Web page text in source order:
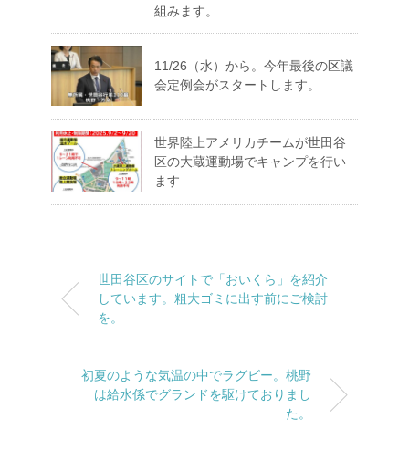
組みます。
11/26（水）から。今年最後の区議
会定例会がスタートします。
世界陸上アメリカチームが世田谷
区の大蔵運動場でキャンプを行い
ます
世田谷区のサイトで「おいくら」を紹介
しています。粗大ゴミに出す前にご検討
を。
初夏のような気温の中でラグビー。桃野
は給水係でグランドを駆けておりまし
た。